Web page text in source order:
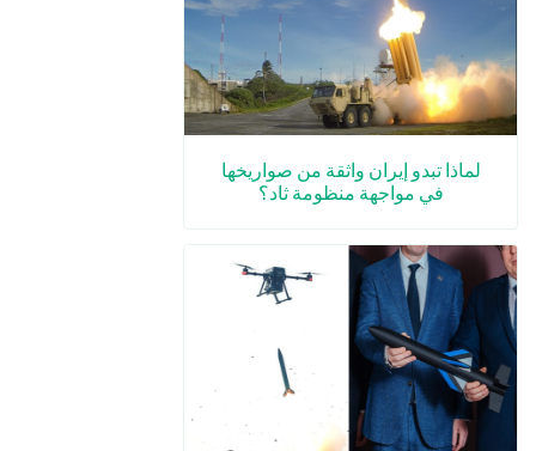
لماذا تبدو إيران واثقة من صواريخها
في مواجهة منظومة ثاد؟